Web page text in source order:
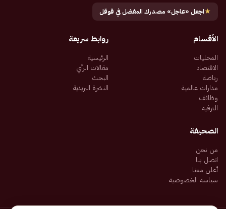
★اجعل «عاجل» مصدرك المفضل في قوقل
الأقسام
المحليات
الاقتصاد
رياضة
مدارات عالمية
وظائف
الترفيه
روابط سريعة
الرئيسية
مقالات الرأي
البحث
النشرة البريدية
الصحيفة
من نحن
اتصل بنا
أعلن معنا
سياسة الخصوصية